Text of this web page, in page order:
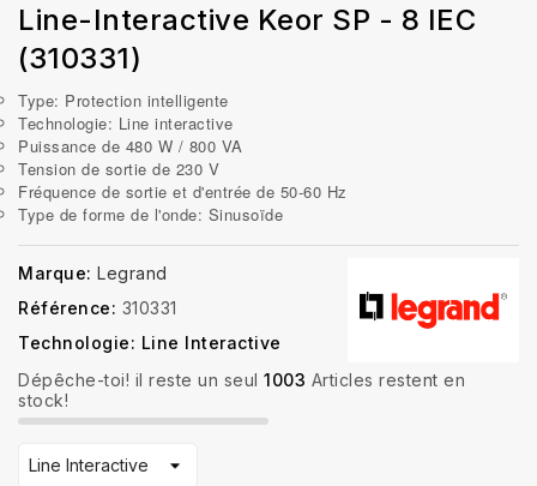
Line-Interactive Keor SP - 8 IEC
(310331)
Type: Protection intelligente
Technologie: Line interactive
Puissance de 480 W / 800 VA
Tension de sortie de 230 V
Fréquence de sortie et d'entrée de 50-60 Hz
Type de forme de l'onde: Sinusoïde
Marque: Legrand
Référence: 310331
Dépêche-toi! il reste un seul 1003 Articles restent en
stock!
Technologie: Line Interactive